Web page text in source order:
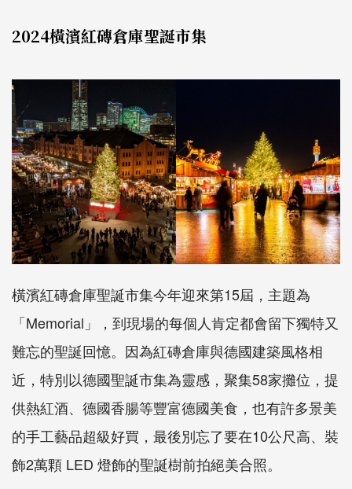
2024橫濱紅磚倉庫聖誕市集
橫濱紅磚倉庫聖誕市集今年迎來第15屆，主題為
「Memorial」，到現場的每個人肯定都會留下獨特又
難忘的聖誕回憶。因為紅磚倉庫與德國建築風格相
近，特別以德國聖誕市集為靈感，聚集58家攤位，提
供熱紅酒、德國香腸等豐富德國美食，也有許多景美
的手工藝品超級好買，最後別忘了要在10公尺高、裝
飾2萬顆 LED 燈飾的聖誕樹前拍絕美合照。